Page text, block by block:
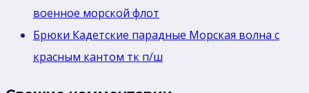
военное морской флот
Брюки Кадетские парадные Морская волна с
красным кантом тк п/ш